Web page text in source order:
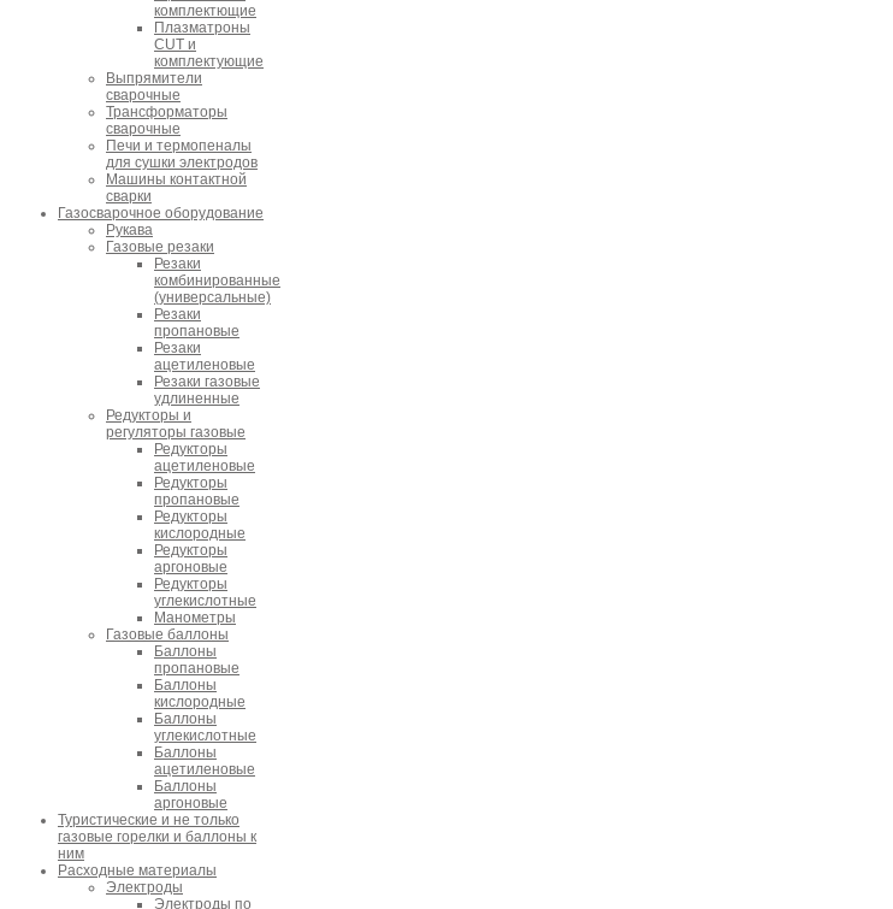
комплектющие
Плазматроны
CUT и
комплектующие
Выпрямители
сварочные
Трансформаторы
сварочные
Печи и термопеналы
для сушки электродов
Машины контактной
сварки
Газосварочное оборудование
Рукава
Газовые резаки
Резаки
комбинированные
(универсальные)
Резаки
пропановые
Резаки
ацетиленовые
Резаки газовые
удлиненные
Редукторы и
регуляторы газовые
Редукторы
ацетиленовые
Редукторы
пропановые
Редукторы
кислородные
Редукторы
аргоновые
Редукторы
углекислотные
Манометры
Газовые баллоны
Баллоны
пропановые
Баллоны
кислородные
Баллоны
углекислотные
Баллоны
ацетиленовые
Баллоны
аргоновые
Туристические и не только
газовые горелки и баллоны к
ним
Расходные материалы
Электроды
Электроды по